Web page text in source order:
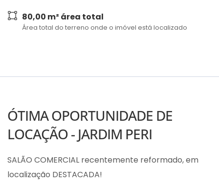
80,00 m² área total
Área total do terreno onde o imóvel está localizado
ÓTIMA OPORTUNIDADE DE
LOCAÇÃO - JARDIM PERI
SALÃO COMERCIAL recentemente reformado, em
localização DESTACADA!